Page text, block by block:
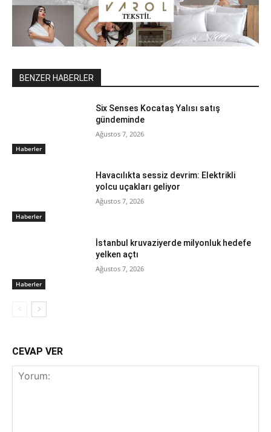
BENZER HABERLER
Haberler
Six Senses Kocataş Yalısı satış
gündeminde
Ağustos 7, 2026
Haberler
Havacılıkta sessiz devrim: Elektrikli
yolcu uçakları geliyor
Ağustos 7, 2026
Haberler
İstanbul kruvaziyerde milyonluk hedefe
yelken açtı
Ağustos 7, 2026
CEVAP VER